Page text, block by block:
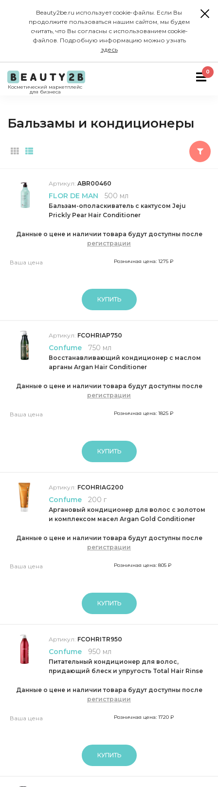
Beauty2be.ru использует cookie-файлы. Если Вы
продолжите пользоваться нашим сайтом, мы будем
считать, что Вы согласны с использованием cookie-
файлов. Подробную информацию можно узнать
здесь
Косметический маркетплейс
для бизнеса
0
Бальзамы и кондиционеры
Артикул: ABR00460
FLOR DE MAN 500 мл
Бальзам-ополаскиватель с кактусом Jeju
Prickly Pear Hair Conditioner
Данные о цене и наличии товара будут доступны после
регистрации
Ваша цена Розничная цена: 1275 ₽
КУПИТЬ
Артикул: FCOHRIAP750
Confume 750 мл
Восстанавливающий кондиционер с маслом
арганы Argan Hair Conditioner
Данные о цене и наличии товара будут доступны после
регистрации
Ваша цена Розничная цена: 1825 ₽
КУПИТЬ
Артикул: FCOHRIAG200
Confume 200 г
Аргановый кондиционер для волос с золотом
и комплексом масел Argan Gold Conditioner
Данные о цене и наличии товара будут доступны после
регистрации
Ваша цена Розничная цена: 805 ₽
КУПИТЬ
Артикул: FCOHRITR950
Confume 950 мл
Питательный кондиционер для волос,
придающий блеск и упругость Total Hair Rinse
Данные о цене и наличии товара будут доступны после
регистрации
Ваша цена Розничная цена: 1720 ₽
КУПИТЬ